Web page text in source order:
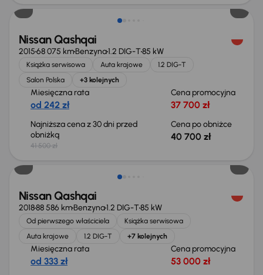
Nissan Qashqai
201568 075 kmBenzyna1.2 DIG-T85 kW
Książka serwisowa Auta krajowe
1.2 DIG-T
Salon Polska
+3 kolejnych
Miesięczna rata
od 242 zł
Cena promocyjna
37 700 zł
Najniższa cena z 30 dni przed
obniżką
41 500 zł
Cena po obniżce
40 700 zł
Świeżo skupione
Nissan Qashqai
201888 586 kmBenzyna1.2 DIG-T85 kW
Od pierwszego właściciela
Książka serwisowa
Auta krajowe
1.2 DIG-T +7 kolejnych
Miesięczna rata
od 333 zł
Cena promocyjna
53 000 zł